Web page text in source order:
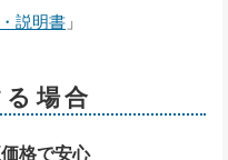
説明書 」
場合
格で安心